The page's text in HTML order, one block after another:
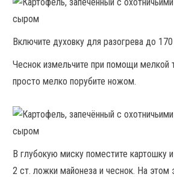
Включите духовку для разогрева до
Чеснок измельчите при помощи мелкой
просто мелко порубите ножом.
В глубокую миску поместите картошку
2 ст. ложки майонеза и чеснок. На этом